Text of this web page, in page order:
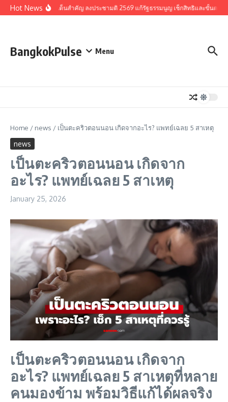
Skip to content
Hot Newsรวมประเด็นสำคัญ ลงประชามติ 2569 แก้รัฐธรรมนูญ เช็กสิทธิและขั้นตอน
BangkokPulse Menu
Home / news / เป็นตะคริวตอนนอน เกิดจากอะไร? แพทย์เฉลย 5 สาเหตุ
news
เป็นตะคริวตอนนอน เกิดจาก
อะไร? แพทย์เฉลย 5 สาเหตุ
January 25, 2026
เป็นตะคริวตอนนอน เกิดจาก
อะไร? แพทย์เฉลย 5 สาเหตุที่หลาย
คนมองข้าม พร้อมวิธีแก้ได้ผลจริง